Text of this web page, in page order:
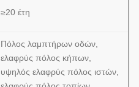
≥20 έτη
Πόλος λαμπτήρων οδών,
ελαφρύς πόλος κήπων,
υψηλός ελαφρύς πόλος ιστών,